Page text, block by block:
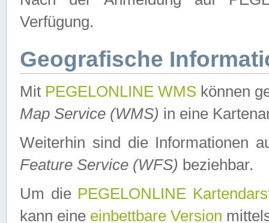
Verfügung.
Geografische
Mit PEGELONLINE WMS können
Map Service (WMS) in eine
Weiterhin sind die Informationen
Feature Service (WFS) beziehbar.
Um die PEGELONLINE
kann eine einbettbare Version